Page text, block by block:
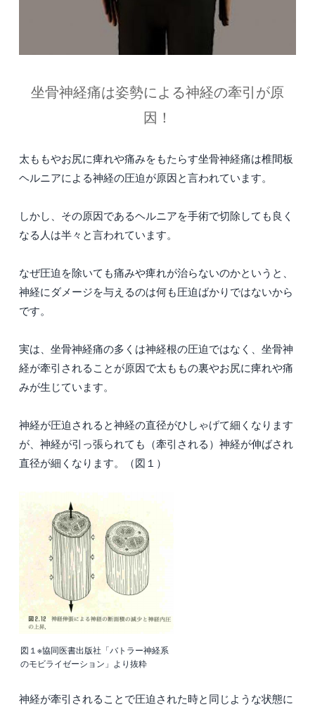
坐骨神経痛は姿勢による神経の牽引が原
因！
太ももやお尻に痺れや痛みをもたらす坐骨神経痛は椎間板
ヘルニアによる神経の圧迫が原因と言われています。
しかし、その原因であるヘルニアを手術で切除しても良く
なる人は半々と言われています。
なぜ圧迫を除いても痛みや痺れが治らないのかというと、
神経にダメージを与えるのは何も圧迫ばかりではないから
です。
実は、坐骨神経痛の多くは神経根の圧迫ではなく、坐骨神
経が牽引されることが原因で太ももの裏やお尻に痺れや痛
みが生じています。
神経が圧迫されると神経の直径がひしゃげて細くなります
が、神経が引っ張られても（牽引される）神経が伸ばされ
直径が細くなります。（図１）
図１※協同医書出版社「バトラー神経系
のモビライゼーション」より抜粋
神経が牽引されることで圧迫された時と同じような状態に